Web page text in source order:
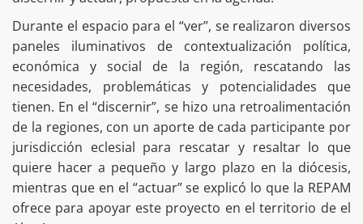
Durante el espacio para el “ver”, se realizaron diversos
paneles iluminativos de contextualización política,
económica y social de la región, rescatando las
necesidades, problemáticas y potencialidades que
tienen. En el “discernir”, se hizo una retroalimentación
de la regiones, con un aporte de cada participante por
jurisdicción eclesial para rescatar y resaltar lo que
quiere hacer a pequeño y largo plazo en la diócesis,
mientras que en el “actuar” se explicó lo que la REPAM
ofrece para apoyar este proyecto en el territorio de el